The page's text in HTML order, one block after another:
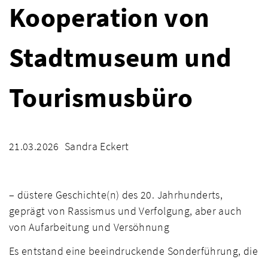
Kooperation von
Stadtmuseum und
Tourismusbüro
21.03.2026 Sandra Eckert
– düstere Geschichte(n) des 20. Jahrhunderts,
geprägt von Rassismus und Verfolgung, aber auch
von Aufarbeitung und Versöhnung
Es entstand eine beeindruckende Sonderführung, die